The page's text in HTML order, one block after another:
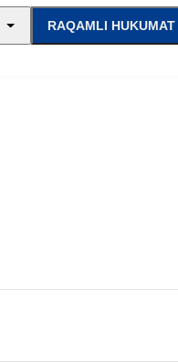
RAQAMLI HUKUMAT